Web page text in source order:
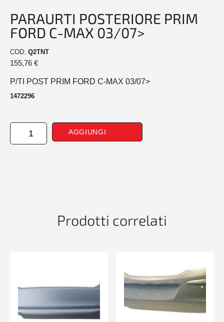
PARAURTI POSTERIORE PRIM
FORD C-MAX 03/07>
COD: Q2TNT
155,76 €
P/TI POST PRIM FORD C-MAX 03/07>
1472296
PARAURTI
POSTERIORE
AGGIUNGI
Prodotti correlati